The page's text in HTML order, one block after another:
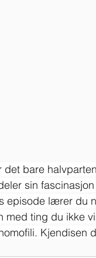
det bare
sin
episode lærer du
med ting du ikke
Kjendisen